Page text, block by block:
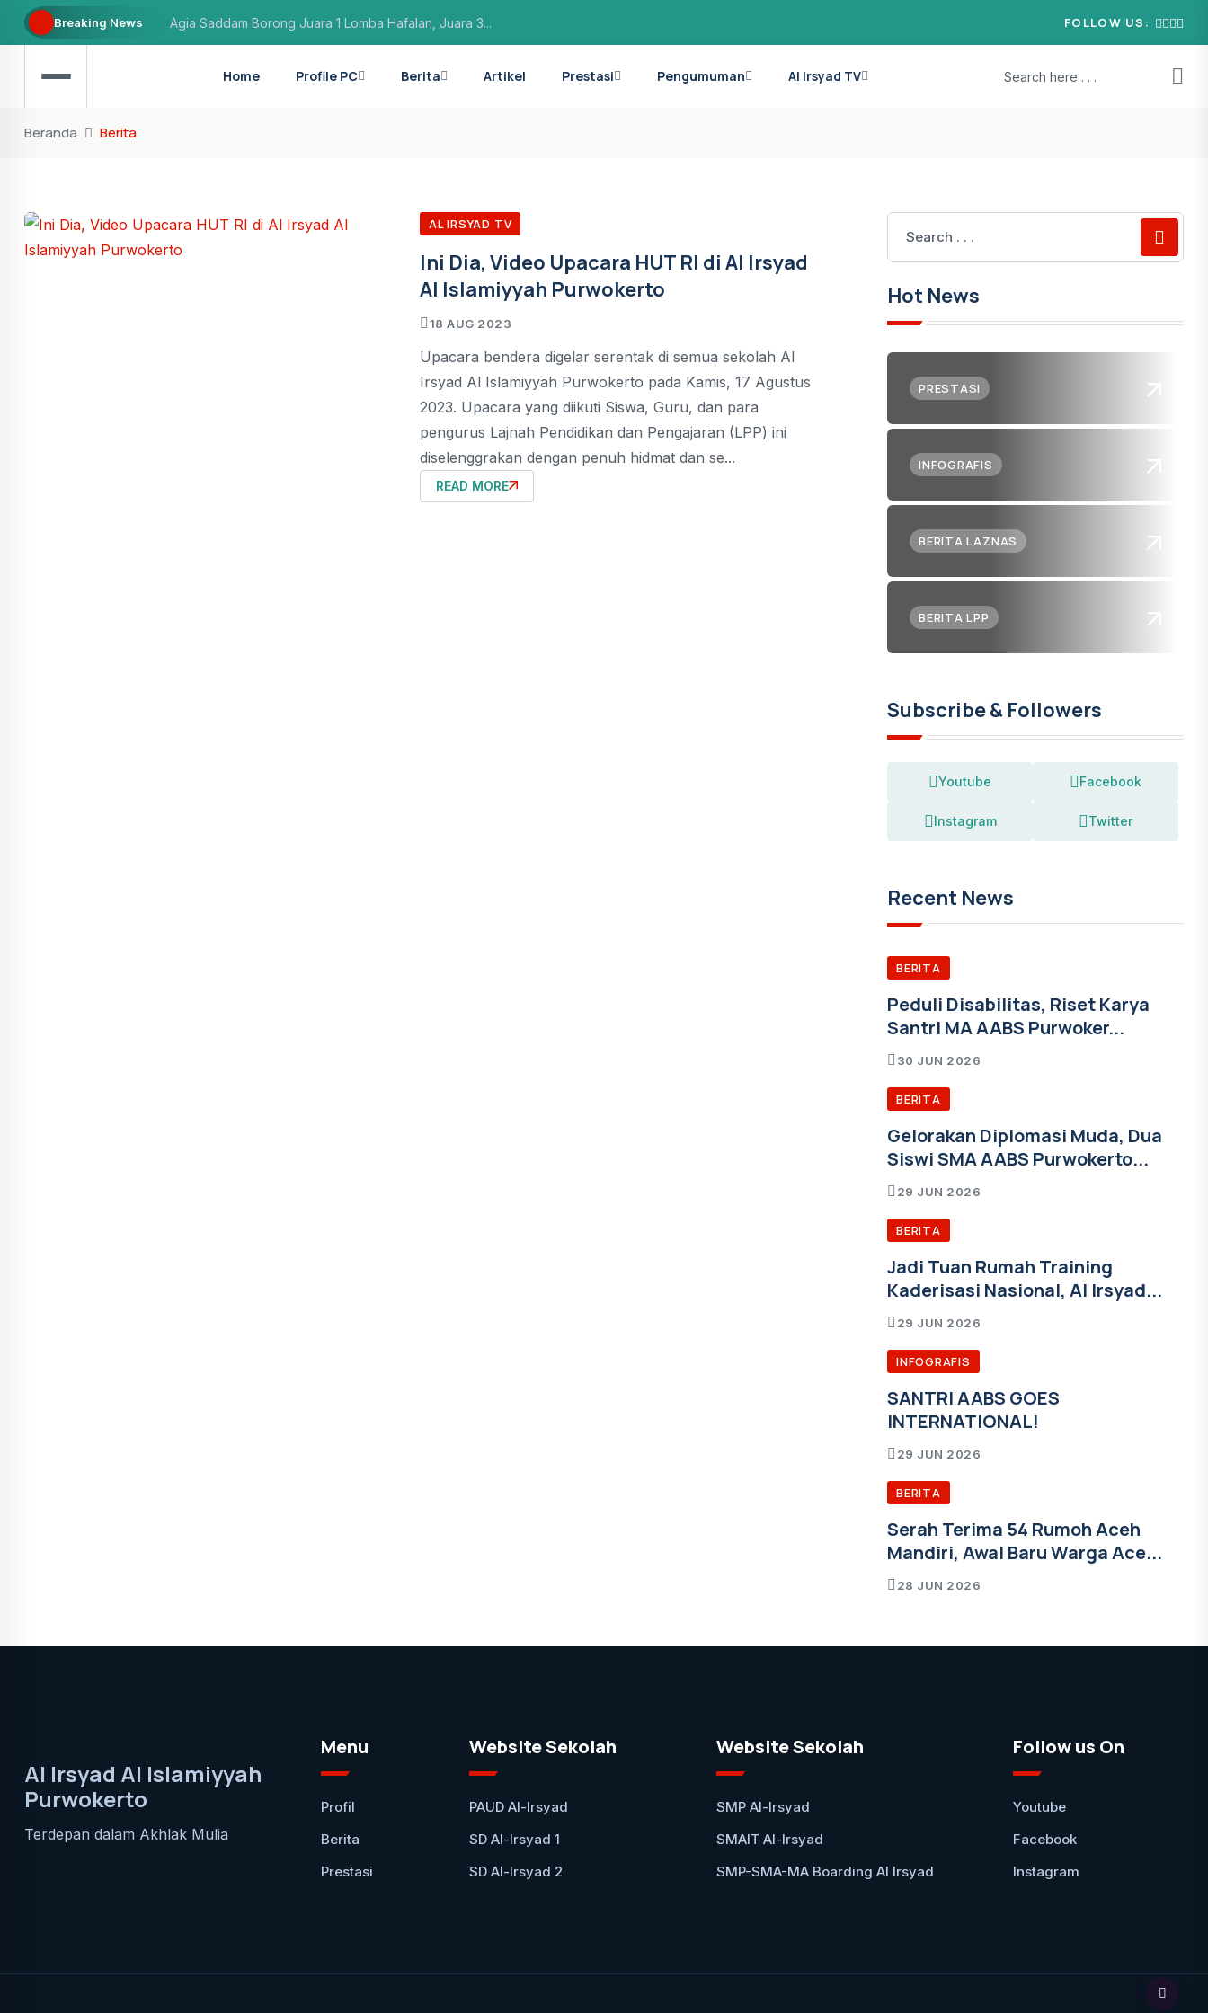
Breaking News Agia Saddam Borong Juara 1 Lomba Hafalan, Juara 3... FOLLOW US:
Home Profile PC Berita Artikel Prestasi Pengumuman Al Irsyad TV
Beranda Berita
AL IRSYAD TV
Ini Dia, Video Upacara HUT RI di Al Irsyad
Al Islamiyyah Purwokerto
18 AUG 2023
Upacara bendera digelar serentak di semua sekolah Al
Irsyad Al Islamiyyah Purwokerto pada Kamis, 17 Agustus
2023. Upacara yang diikuti Siswa, Guru, dan para
pengurus Lajnah Pendidikan dan Pengajaran (LPP) ini
diselenggrakan dengan penuh hidmat dan se...
READ MORE
Hot News
PRESTASI
INFOGRAFIS
BERITA LAZNAS
BERITA LPP
Subscribe & Followers
Youtube Facebook
Instagram Twitter
Recent News
BERITA
Peduli Disabilitas, Riset Karya
Santri MA AABS Purwoker...
30 JUN 2026
BERITA
Gelorakan Diplomasi Muda, Dua
Siswi SMA AABS Purwokerto...
29 JUN 2026
BERITA
Jadi Tuan Rumah Training
Kaderisasi Nasional, Al Irsyad...
29 JUN 2026
INFOGRAFIS
SANTRI AABS GOES
INTERNATIONAL!
29 JUN 2026
BERITA
Serah Terima 54 Rumoh Aceh
Mandiri, Awal Baru Warga Ace...
28 JUN 2026
Al Irsyad Al Islamiyyah
Purwokerto
Terdepan dalam Akhlak Mulia
Menu
Profil
Berita
Prestasi
Website Sekolah
PAUD Al-Irsyad
SD Al-Irsyad 1
SD Al-Irsyad 2
Website Sekolah
SMP Al-Irsyad
SMAIT Al-Irsyad
SMP-SMA-MA Boarding Al Irsyad
Follow us On
Youtube
Facebook
Instagram